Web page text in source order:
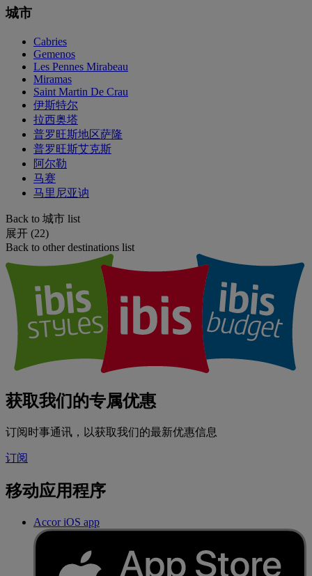
城市
Cabries
Gemenos
Les Pennes Mirabeau
Miramas
Saint Martin De Crau
伊斯特尔
拉西奥塔
普罗旺斯地区萨隆
普罗旺斯艾克斯
阿尔勒
马赛
马里尼亚讷
Back to 城市 list
展开 (22)
Back to other destinations list
获取我们的专属优惠
订阅时事通讯，以获取我们的最新优惠信息
订阅
移动应用程序
Accor iOS app